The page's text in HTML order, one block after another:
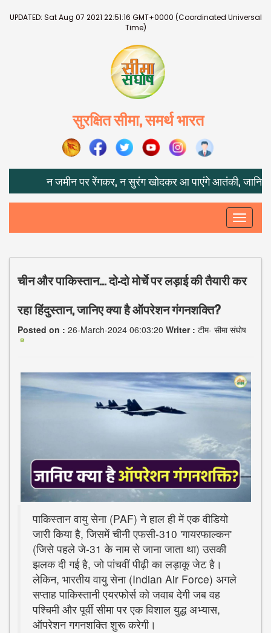
UPDATED: Sat Aug 07 2021 22:51:16 GMT+0000 (Coordinated Universal
Time)
सुरक्षित सीमा, समर्थ भारत
न जमीन पर रेंगकर, न सुरंग खोदकर आ पाएंगे आतंकी, जानिए
Toggle
चीन और पाकिस्तान... दो-दो मोर्चे पर लड़ाई की तैयारी कर
रहा हिंदुस्तान, जानिए क्या है ऑपरेशन गंगनशक्ति?
Posted on : 26-March-2024 06:03:20 Writer : टीम- सीमा संघोष
पाकिस्तान वायु सेना (PAF) ने हाल ही में एक वीडियो
जारी किया है, जिसमें चीनी एफसी-310 'गायरफाल्कन'
(जिसे पहले जे-31 के नाम से जाना जाता था) उसकी
झलक दी गई है, जो पांचवीं पीढ़ी का लड़ाकू जेट है।
लेकिन, भारतीय वायु सेना (Indian Air Force) अगले
सप्ताह पाकिस्तानी एयरफोर्स को जवाब देगी जब वह
पश्चिमी और पूर्वी सीमा पर एक विशाल युद्ध अभ्यास,
ऑपरेशन गगनशक्ति शुरू करेगी।